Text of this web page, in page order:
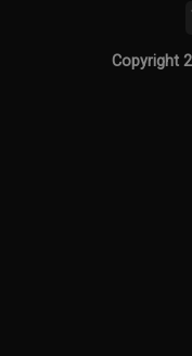
Copyright